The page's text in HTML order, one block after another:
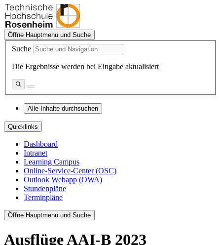
Öffne Hauptmenü und Suche
Suche
Die Ergebnisse werden bei Eingabe aktualisiert
Alle Inhalte durchsuchen
Quicklinks
Dashboard
Intranet
Learning Campus
Online-Service-Center (OSC)
Outlook Webapp (OWA)
Stundenpläne
Terminpläne
Öffne Hauptmenü und Suche
Ausflüge AAI-B 2023